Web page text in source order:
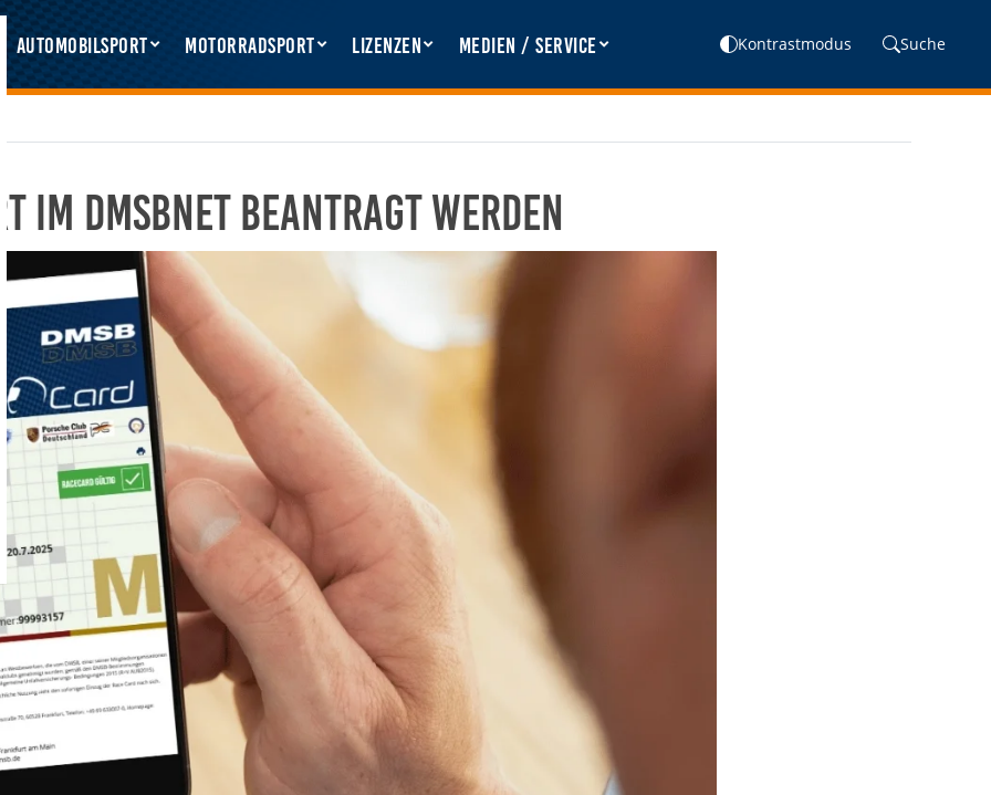
Automobilsport Motorradsport Lizenzen Medien / Service Kontrastmodus Suche
im DMSBnet beantragt werden